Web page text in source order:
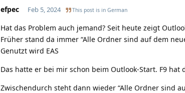
efpec Feb 5, 2024 This post is in German
Hat das Problem auch jemand? Seit heute zeigt
Früher stand da immer “Alle Ordner sind auf dem
Genutzt wird EAS
Das hatte er bei mir schon beim Outlook-Start. F9
Zwischendurch steht dann wieder “Alle Ordner sind